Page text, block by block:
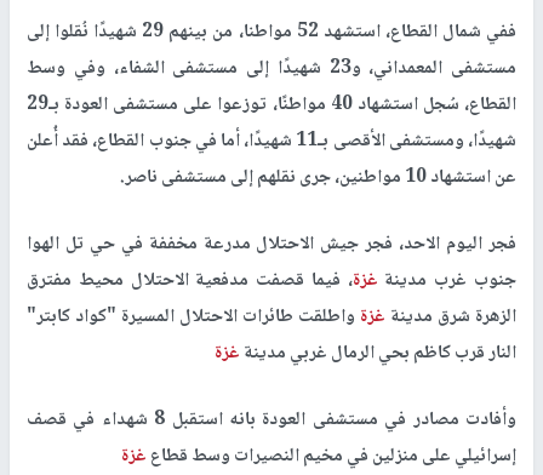
ففي شمال القطاع، استشهد 52 مواطنا، من بينهم 29 شهيدًا نُقلوا إلى
مستشفى المعمداني، و23 شهيدًا إلى مستشفى الشفاء، وفي وسط
القطاع، سُجل استشهاد 40 مواطنًا، توزعوا على مستشفى العودة بـ29
شهيدًا، ومستشفى الأقصى بـ11 شهيدًا، أما في جنوب القطاع، فقد أُعلن
عن استشهاد 10 مواطنين، جرى نقلهم إلى مستشفى ناصر.
فجر اليوم الاحد، فجر جيش الاحتلال مدرعة مخففة في حي تل الهوا
جنوب غرب مدينة غزة، فيما قصفت مدفعية الاحتلال محيط مفترق
الزهرة شرق مدينة غزة واطلقت طائرات الاحتلال المسيرة "كواد كابتر"
النار قرب كاظم بحي الرمال غربي مدينةغزة
وأفادت مصادر في مستشفى العودة بانه استقبل 8 شهداء في قصف
إسرائيلي على منزلين في مخيم النصيرات وسط قطاعغزة